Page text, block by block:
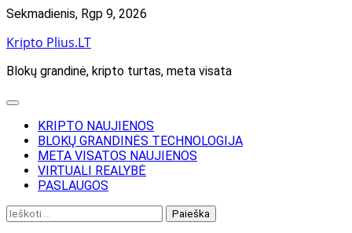
Skip
content
Sekmadienis, Rgp 9, 2026
Kripto Plius.LT
Blokų grandinė, kripto turtas, meta visata
KRIPTO NAUJIENOS
BLOKŲ GRANDINĖS TECHNOLOGIJA
META VISATOS NAUJIENOS
VIRTUALI REALYBĖ
PASLAUGOS
Ieškoti: